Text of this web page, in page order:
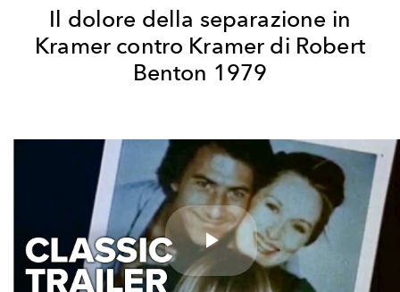
Il dolore della separazione in
Kramer contro Kramer di Robert
Benton 1979
Play